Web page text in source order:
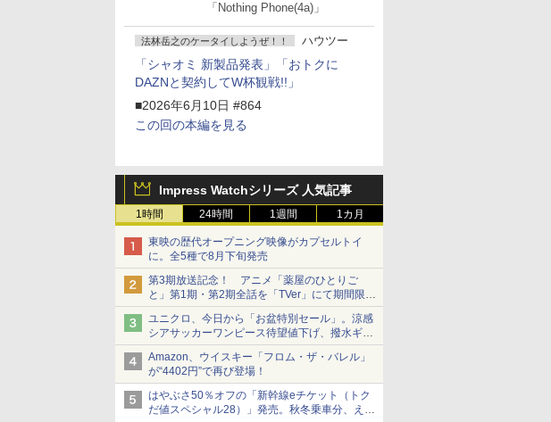
「Nothing Phone(4a)」
法林岳之のケータイしようぜ！！ ハウツー
「シャオミ 新製品発表」「おトクに
DAZNと契約してW杯観戦!!」
■2026年6月10日 #864
この回の本編を見る
Impress Watchシリーズ 人気記事
1時間 24時間 1週間 1カ月
東映の歴代オープニング映像がカプセルトイ
に。全5種で8月下旬発売
第3期放送記念！ アニメ「薬屋のひとりご
と」第1期・第2期全話を「TVer」にて期間限定
で順次無料配信開始
ユニクロ、今日から「お盆特別セール」。涼感
シアサッカーワンピース待望値下げ、撥水ギア
ショーツは1990円に
Amazon、ウイスキー「フロム・ザ・バレル」
が“4402円”で再び登場！
はやぶさ50％オフの「新幹線eチケット（トク
だ値スペシャル28）」発売。秋冬乗車分、えき